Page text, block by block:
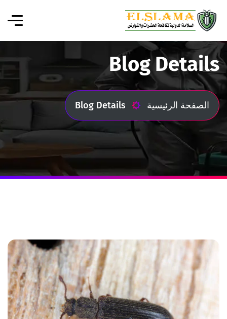
Blog Details
الصفحة الرئيسية Blog Details